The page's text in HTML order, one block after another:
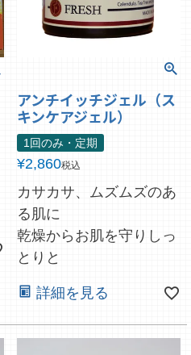
アンチイッチジェル（ス
キンケアジェル）
1回のみ・定期
¥2,860税込
カサカサ、ムズムズのあ
る肌に
乾燥からお肌を守りしっ
とりと
詳細を見る